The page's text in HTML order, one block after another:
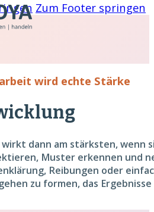
Zum Footer springen
wird echte Stärke
dann am stärksten, wenn
Muster erkennen und
Reibungen oder
zu formen, das